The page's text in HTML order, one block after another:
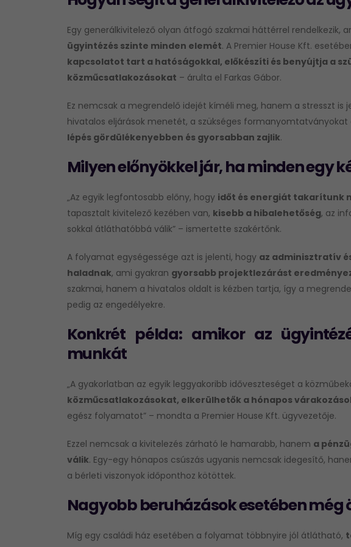
Egy generálkivitelező olyan átfogó szakmai háttérrel rendelkezik,
ügyintézés szinte minden elemét. A Premier House Kft.
kapcsolatot tart a hatóságokkal, előkészíti és benyújtja a
közműcsatlakozásokat – árulta el Farkas Gábor.
Ez nemcsak a megrendelő idejét kíméli meg, hanem a stresszt is
hivatalos eljárások menetét, a szükséges formanyomtatványokat
lépés gördülékenyebben és gyorsabban zajlik.
Milyen előnyökkel jár, ha minden egy
„Az egyik legfontosabb előny, hogy időt és energiát takarítunk
tapasztalt kivitelező kezében van, kisebb a hibalehetőség, az
sokkal átláthatóbbá válik” – ismertette szakértőnk.
A folyamat egységessége azt is jelenti, hogy az adminisztratív
haladnak, ami gyakran gyorsabb projektlezárást
szakmai, hanem a hivatalos oldalt is kézben tartja, így a
pedig az engedélyekre.
Konkrét példa: amikor az
munkát
„A gyakorlatban az egyik leggyakoribb időveszteséget a
közműcsatlakozásokat, elkerülhetők a hónapos
egész folyamatot” – mondta a Premier House Kft. ügyvezetője.
Ezzel nemcsak a kivitelezés zárható le hamarabb, hanem a
válik. Egy-egy hónapos csúszás ugyanis nemcsak idegesítő,
a bérleti viszonyok időponthoz kötöttek.
Nagyobb beruházások esetében
Míg egy családi ház esetében a folyamat többnyire jól átlátható,